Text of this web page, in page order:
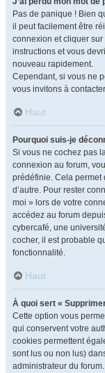
Pas de panique ! Bien
il peut facilement être
connexion et cliquer sur
instructions et vous
nouveau rapidement.
Cependant, si vous ne
vous invitons à
Haut
Pourquoi suis-je
Si vous ne cochez pas
connexion au forum,
prédéfinie. Cela permet
d’autre. Pour rester
moi » lors de votre
accédez au forum
cybercafé, une
cocher, il est probable
fonctionnalité.
Haut
À quoi sert «
Cette option vous
qui conservent votre
cookies permettent
sont lus ou non lus)
administrateur du